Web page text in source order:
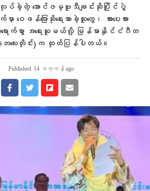
ြုလုပ်ခဲ့တဲ့ အောင်ဇမ္ဗူသီချင်းဆိုပြိုင်ပွဲ
ေဖန်ပြောဆိုရေးသားခဲ့သူတွေ၊ အားပေးအား
ထိရောက်စွာ အရေးယူမယ်လို့ မြန်မာနိုင်ငံဂီတ
လေးတိုင်း)က ထုတ်ပြန်ပါတယ်။
Published 14 စက္ကန့် ago